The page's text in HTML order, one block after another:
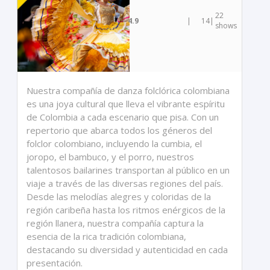
4.9 | 14| 22
shows
Nuestra compañía de danza folclórica colombiana
es una joya cultural que lleva el vibrante espíritu
de Colombia a cada escenario que pisa. Con un
repertorio que abarca todos los géneros del
folclor colombiano, incluyendo la cumbia, el
joropo, el bambuco, y el porro, nuestros
talentosos bailarines transportan al público en un
viaje a través de las diversas regiones del país.
Desde las melodías alegres y coloridas de la
región caribeña hasta los ritmos enérgicos de la
región llanera, nuestra compañía captura la
esencia de la rica tradición colombiana,
destacando su diversidad y autenticidad en cada
presentación.